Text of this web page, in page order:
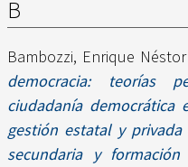
B
Bambozzi, Enrique
democracia: teorías
ciudadanía democrática
gestión estatal y
secundaria y